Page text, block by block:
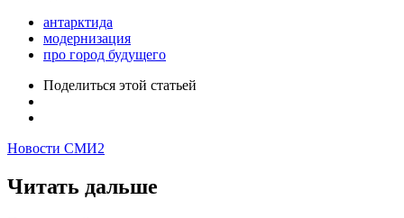
антарктида
модернизация
про город будущего
Поделиться этой статьей
Новости СМИ2
Читать дальше